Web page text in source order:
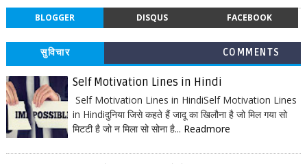
BLOGGER DISQUS FACEBOOK
सुविचार COMMENTS
Self Motivation Lines in Hindi
Self Motivation Lines in HindiSelf Motivation Lines
in Hindiदुनिया जिसे कहते हैं जादू का खिलौना है जो मिल गया सो
मिटटी है जो न मिला सो सोना है... Readmore